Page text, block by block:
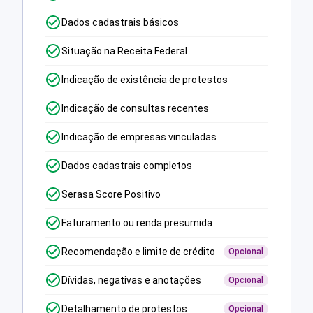
Dados cadastrais básicos
Situação na Receita Federal
Indicação de existência de protestos
Indicação de consultas recentes
Indicação de empresas vinculadas
Dados cadastrais completos
Serasa Score Positivo
Faturamento ou renda presumida
Recomendação e limite de crédito Opcional
Dívidas, negativas e anotações Opcional
Detalhamento de protestos Opcional